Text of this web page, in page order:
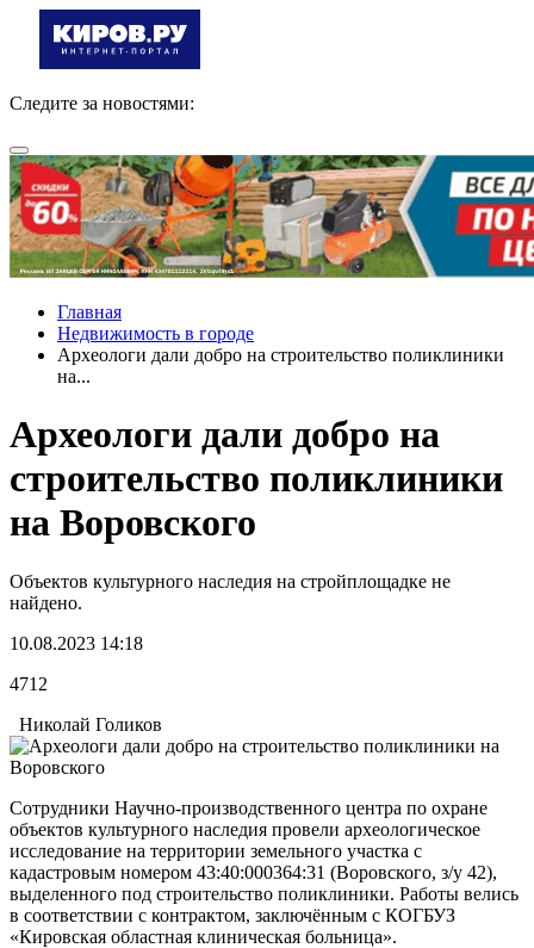
Следите за новостями:
Главная
Недвижимость в городе
Археологи дали добро на строительство поликлиники
на...
Археологи дали добро на
строительство поликлиники
на Воровского
Объектов культурного наследия на стройплощадке не
найдено.
10.08.2023 14:18
4712
Николай Голиков
Сотрудники Научно-производственного центра по охране
объектов культурного наследия провели археологическое
исследование на территории земельного участка с
кадастровым номером 43:40:000364:31 (Воровского, з/у 42),
выделенного под строительство поликлиники. Работы велись
в соответствии с контрактом, заключённым с КОГБУЗ
«Кировская областная клиническая больница».